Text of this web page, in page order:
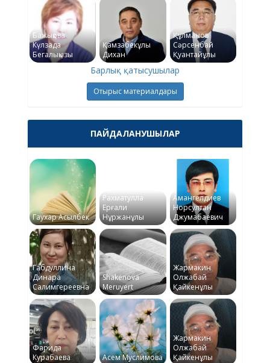
Бажықова
Күлзада
Бегалықызы
Қамзабекұлы
Дихан
Құлманов
Сәрсенбай
Қуантайұлы
Барлық қатысушылар
Отырыс материалдары
ПАЙДАЛАНУШЫЛАР
Гаухар Асылбек
Рахматулла
Ерғали
Нұржанұлы
Амангелдиев
Норсултан
Джумабаевич
Габдуллина
Динара
Салимгереевна
Shakenova
Meruyert
Жармакин
Олжабай
Қайкенұлы
Фарида
Курабаева
Асем Муслимова
Жармакин
Олжабай
Қайкенұлы